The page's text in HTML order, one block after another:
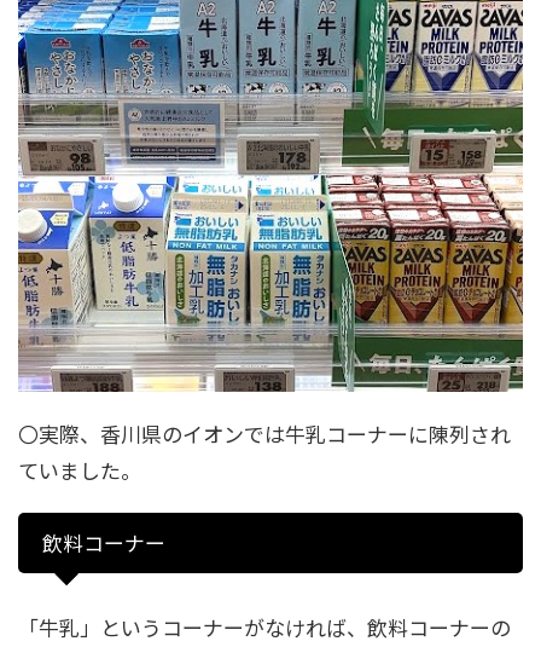
〇実際、香川県のイオンでは牛乳コーナーに陳列され
ていました。
飲料コーナー
「牛乳」というコーナーがなければ、飲料コーナーの